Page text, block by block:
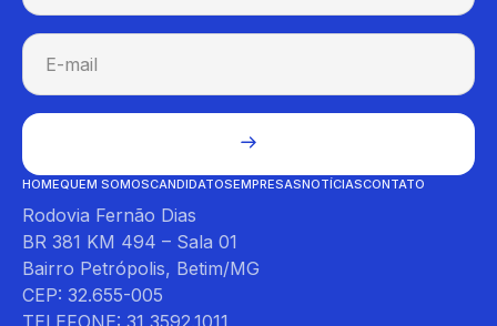
HOMEQUEM SOMOSCANDIDATOSEMPRESASNOTÍCIASCONTATO
Rodovia Fernão Dias
BR 381 KM 494 – Sala 01
Bairro Petrópolis, Betim/MG
CEP: 32.655-005